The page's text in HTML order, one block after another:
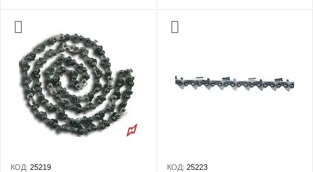
КОД: 25219 КОД: 25223